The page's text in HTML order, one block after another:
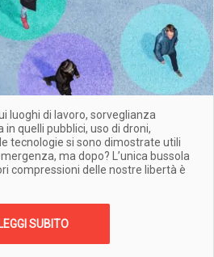
luoghi di lavoro, sorveglianza
quelli pubblici, uso di droni,
tecnologie si sono dimostrate utili
ma dopo? L’unica bussola
compressioni delle nostre libertà è
LEGGI SUBITO